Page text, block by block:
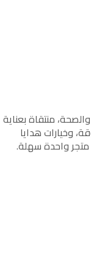
منتقاة بعناية
وخيارات هدايا
واحدة سهلة.